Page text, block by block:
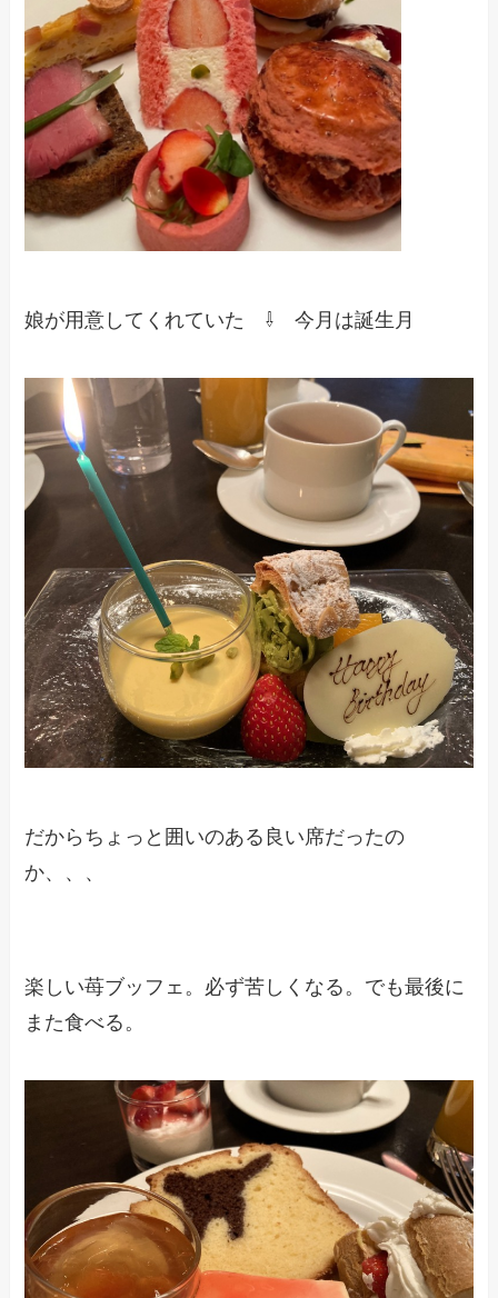
娘が用意してくれていた ⇩ 今月は誕生月
だからちょっと囲いのある良い席だったの
か、、、
楽しい苺ブッフェ。必ず苦しくなる。でも最後に
また食べる。